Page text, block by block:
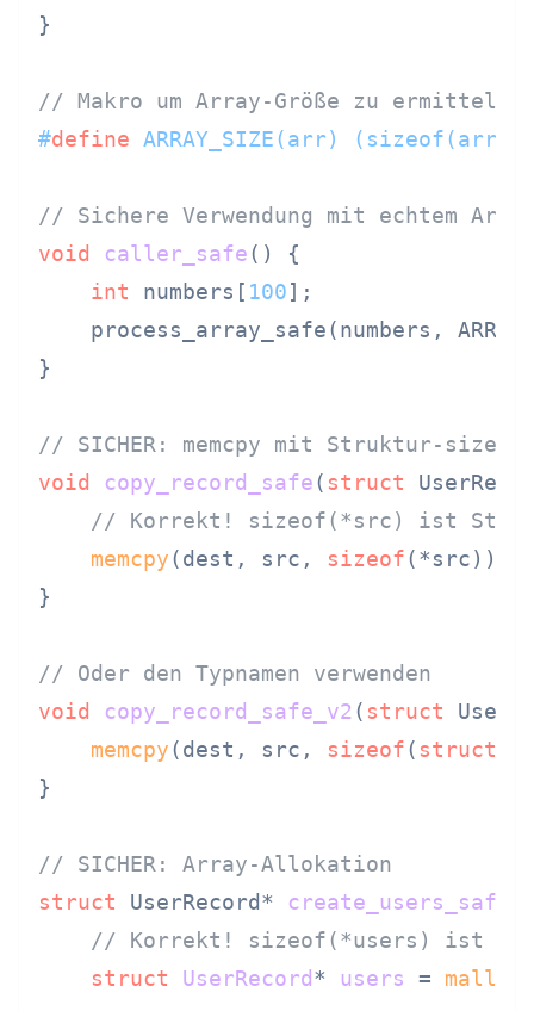
}
// Makro um Array-Größe zu
#define ARRAY_SIZE(arr)
// Sichere Verwendung mit echtem
void
caller_safe()
{
int numbers[ 100];
process_array_safe(numbers,
}
// SICHER: memcpy mit Struktur-sizeof
void
copy_record_safe( struct
// Korrekt! sizeof(*src) ist
memcpy(dest, src, sizeof(*src));
}
// Oder den Typnamen verwenden
void
copy_record_safe_v2( struct
memcpy(dest, src, sizeof( struct
}
// SICHER: Array-Allokation
struct UserRecord* create_users_safe
// Korrekt! sizeof(*users) ist
struct
UserRecord* users = malloc